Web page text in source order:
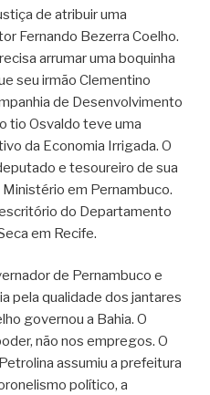
de atribuir uma
Fernando Bezerra Coelho.
arrumar uma boquinha
seu irmão Clementino
de Desenvolvimento
tio Osvaldo teve uma
da Economia Irrigada. O
e tesoureiro de sua
em Pernambuco.
do Departamento
em Recife.
de Pernambuco e
pela qualidade dos jantares
governou a Bahia. O
não nos empregos. O
assumiu a prefeitura
político, a